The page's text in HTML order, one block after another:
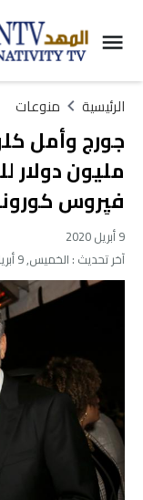
الرئيسية منوعات
جورج وأمل
مليون
فيِروس
9 أبريل 2020
آخر تحديث : الخميس, 9 أبريل, 2020 - 12:09 مساءً